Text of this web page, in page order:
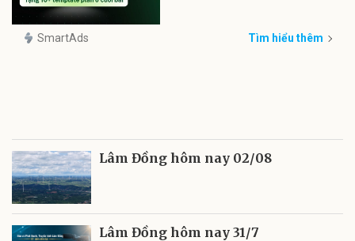
SmartAds Tìm hiểu thêm
Lâm Đồng hôm nay 02/08
Lâm Đồng hôm nay 31/7